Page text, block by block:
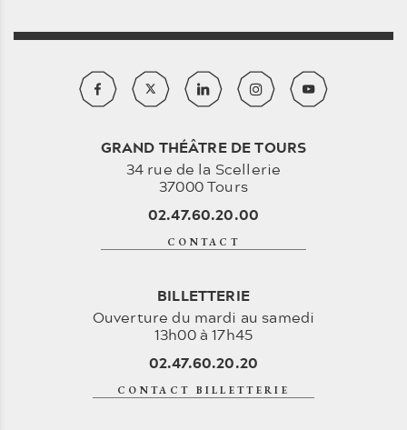
GRAND THÉÂTRE DE TOURS
34 rue de la Scellerie
37000 Tours
02.47.60.20.00
CONTACT
BILLETTERIE
Ouverture du mardi au samedi
13h00 à 17h45
02.47.60.20.20
CONTACT BILLETTERIE